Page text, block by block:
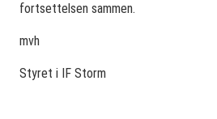
fortsettelsen sammen.
mvh
Styret i IF Storm